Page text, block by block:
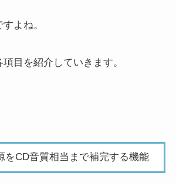
よね。
目を紹介していきます。
をCD音質相当まで補完する機能